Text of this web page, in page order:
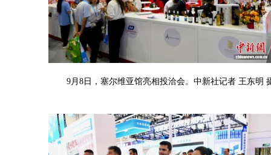
9月8日，塞尔维亚馆亮相投洽会。中新社记者 王东明